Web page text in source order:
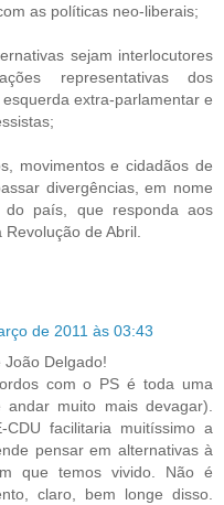
as políticas neo-liberais;
sejam interlocutores
representativas dos
extra-parlamentar e
movimentos e cidadãos de
divergências, em nome
país, que responda aos
de Abril.
de 2011 às 03:43
João Delgado!
com o PS é toda uma
muito mais devagar).
facilitaria muitíssimo a
pensar em alternativas à
que temos vivido. Não é
claro, bem longe disso.